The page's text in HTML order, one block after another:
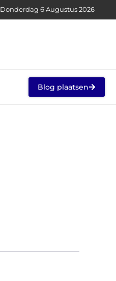
Donderdag 6 Augustus 2026
Blog plaatsen